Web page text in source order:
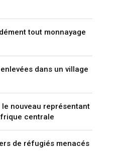
tout monnayage
dans un village
le nouveau représentant
centrale
de réfugiés menacés